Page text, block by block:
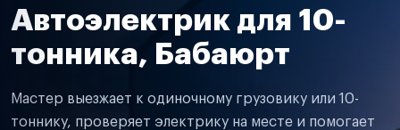
Автоэлектрик для 10-
тонника, Бабаюрт
Мастер выезжает к одиночному грузовику или 10-
тоннику, проверяет электрику на месте и помогает